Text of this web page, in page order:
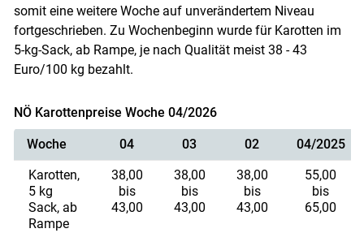
somit eine weitere Woche auf unverändertem Niveau
fortgeschrieben. Zu Wochenbeginn wurde für Karotten im
5-kg-Sack, ab Rampe, je nach Qualität meist 38 - 43
Euro/100 kg bezahlt.
NÖ Karottenpreise Woche 04/2026
Woche 04 03 02
04/2025
Karotten,
5 kg
Sack, ab
Rampe
38,00
bis
43,00
38,00
bis
43,00
38,00
bis
43,00
55,00
bis
65,00